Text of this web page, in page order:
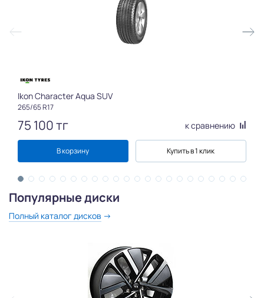
Ikon Character Aqua SUV
265/65 R17
75 100тг к сравнению
В корзину Купить в 1 клик
Популярные диски
Полный каталог дисков